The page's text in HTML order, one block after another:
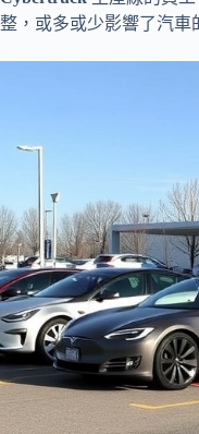
整，或多或少影響了汽車